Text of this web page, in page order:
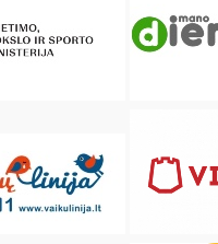
wt. śr. czw.